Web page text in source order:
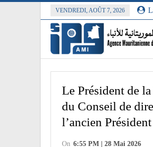
VENDREDI, AOÛT 7, 2026
Le Président de
du Conseil de
l’ancien
On 6:55 PM | 28 Mai 2026